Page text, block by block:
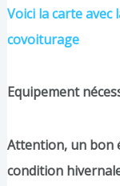
Voici la carte avec
covoiturage
Equipement
Attention, un bon
condition